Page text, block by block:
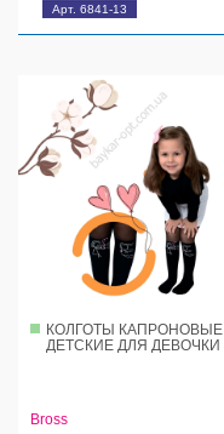
Арт. 6841-13
КОЛГОТЫ КАПРОНОВЫЕ
ДЕТСКИЕ ДЛЯ ДЕВОЧКИ
Bross